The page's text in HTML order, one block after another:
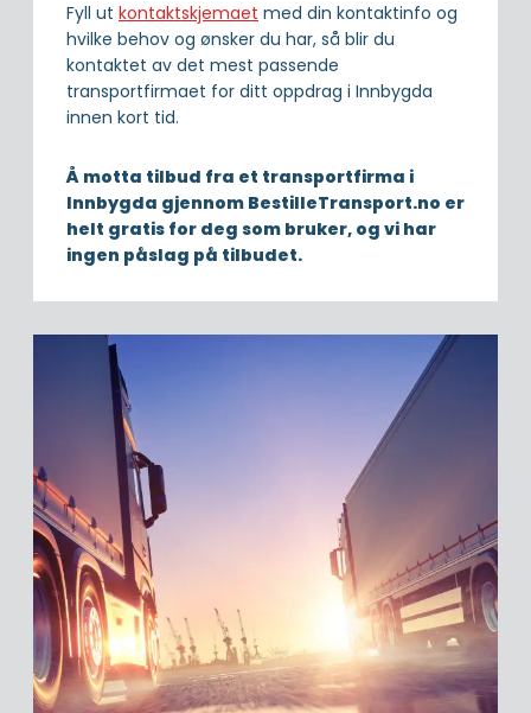
Fyll ut kontaktskjemaet med din kontaktinfo og
hvilke behov og ønsker du har, så blir du
kontaktet av det mest passende
transportfirmaet for ditt oppdrag i Innbygda
innen kort tid.
Å motta tilbud fra et transportfirma i
Innbygda gjennom BestilleTransport.no er
helt gratis for deg som bruker, og vi har
ingen påslag på tilbudet.